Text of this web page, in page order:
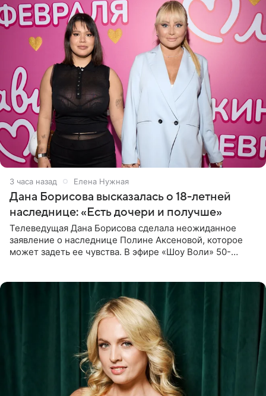
3 часа назад Елена Нужная
Дана Борисова высказалась о 18-летней
наследнице: «Есть дочери и получше»
Телеведущая Дана Борисова сделала неожиданное
заявление о наследнице Полине Аксеновой, которое
может задеть ее чувства. В эфире «Шоу Воли» 50-